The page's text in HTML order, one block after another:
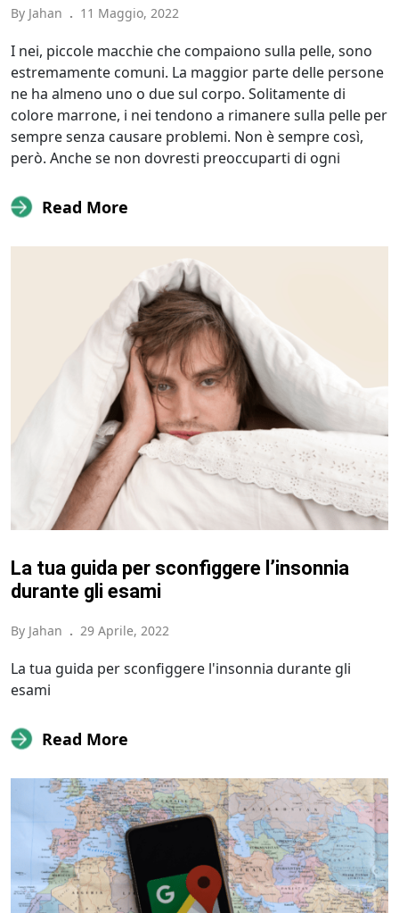
By Jahan . 11 Maggio, 2022
I nei, piccole macchie che compaiono sulla pelle, sono
estremamente comuni. La maggior parte delle persone
ne ha almeno uno o due sul corpo. Solitamente di
colore marrone, i nei tendono a rimanere sulla pelle per
sempre senza causare problemi. Non è sempre così,
però. Anche se non dovresti preoccuparti di ogni
Read More
La tua guida per sconfiggere l’insonnia
durante gli esami
By Jahan . 29 Aprile, 2022
La tua guida per sconfiggere l'insonnia durante gli
esami
Read More